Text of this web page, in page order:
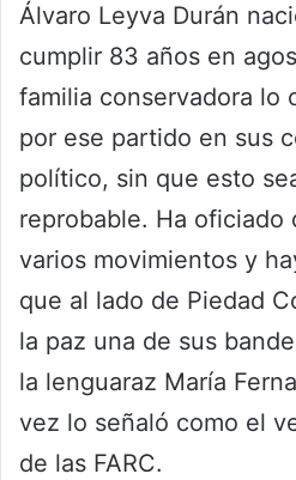
Álvaro Leyva Durán
cumplir 83 años en
familia conservadora lo
por ese partido en sus
político, sin que esto
reprobable. Ha oficiado
varios movimientos y
que al lado de Piedad
la paz una de sus
la lenguaraz María
vez lo señaló como el
de las FARC.